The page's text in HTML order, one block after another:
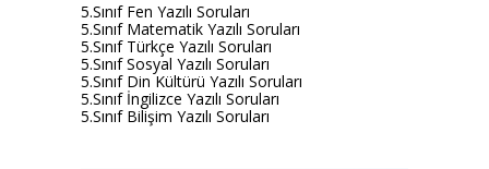
5.Sınıf Fen Yazılı Soruları
5.Sınıf Matematik Yazılı Soruları
5.Sınıf Türkçe Yazılı Soruları
5.Sınıf Sosyal Yazılı Soruları
5.Sınıf Din Kültürü Yazılı Soruları
5.Sınıf İngilizce Yazılı Soruları
5.Sınıf Bilişim Yazılı Soruları